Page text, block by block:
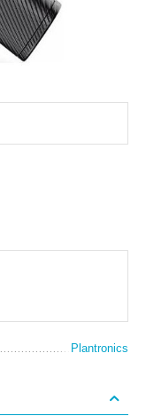
Plantronics